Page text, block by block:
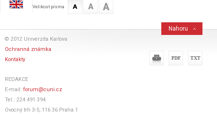
Velikost písma A A A
Nahoru
© 2012 Univerzita Karlova
Ochranná známka
Kontakty
REDAKCE
E-mail: forum@cuni.cz
Tel.: 224 491 394
Ovocný trh 3-5, 116 36 Praha 1